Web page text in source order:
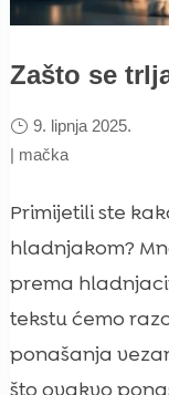
Zašto se
9. lipnja 2025.
| mačka
Primijetili ste
hladnjakom?
prema
tekstu ćemo
ponašanja
što ovakvo